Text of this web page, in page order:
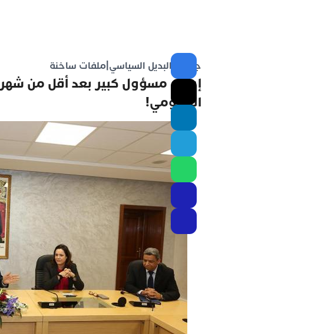
جريدة البديل السياسي ملفات ساخنة
إعفاء مسؤول كبير بعد أقل من
الحكومي!